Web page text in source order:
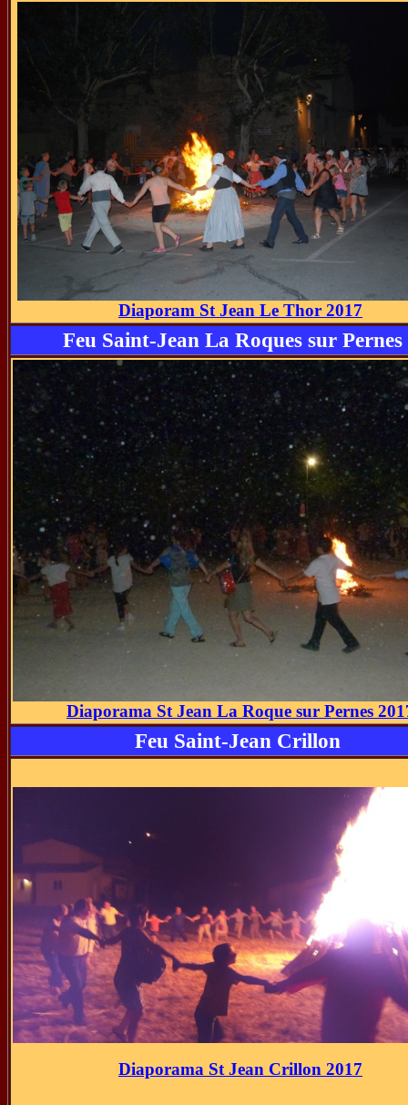
Diaporam St Jean Le Thor 2017
Feu Saint-Jean La Roques sur Pernes
Diaporama St Jean La Roque sur Pernes
Feu Saint-Jean Crillon
Diaporama St Jean Crillon 2017